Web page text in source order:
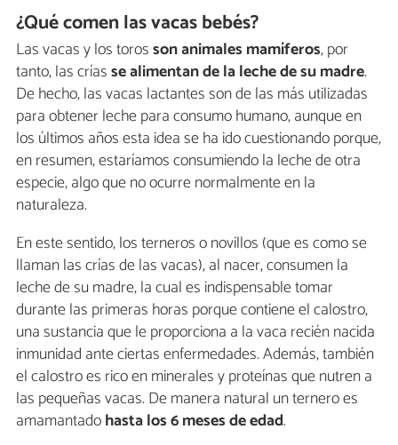
¿Qué comen las vacas bebés?
Las vacas y los torosson animales mamíferos, por
tanto, las críasse alimentan de la leche de su madre.
De hecho, las vacas lactantes son de las más utilizadas
para obtener leche para consumo humano, aunque en
los últimos años esta idea se ha ido cuestionando porque,
en resumen, estaríamos consumiendo la leche de otra
especie, algo que no ocurre normalmente en la
naturaleza.
En este sentido, los terneros o novillos (que es como se
llaman las crías de las vacas), al nacer, consumen la
leche de su madre, la cual es indispensable tomar
durante las primeras horas porque contiene el calostro,
una sustancia que le proporciona a la vaca recién nacida
inmunidad ante ciertas enfermedades. Además, también
el calostro es rico en minerales y proteínas que nutren a
las pequeñas vacas. De manera natural un ternero es
amamantadohasta los 6 meses de edad.